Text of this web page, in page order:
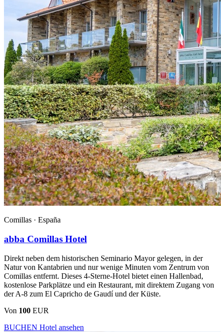
Comillas · España
abba Comillas Hotel
Direkt neben dem historischen Seminario Mayor gelegen, in der
Natur von Kantabrien und nur wenige Minuten vom Zentrum von
Comillas entfernt. Dieses 4-Sterne-Hotel bietet einen Hallenbad,
kostenlose Parkplätze und ein Restaurant, mit direktem Zugang von
der A-8 zum El Capricho de Gaudí und der Küste.
Von 100 EUR
BUCHEN Hotel ansehen